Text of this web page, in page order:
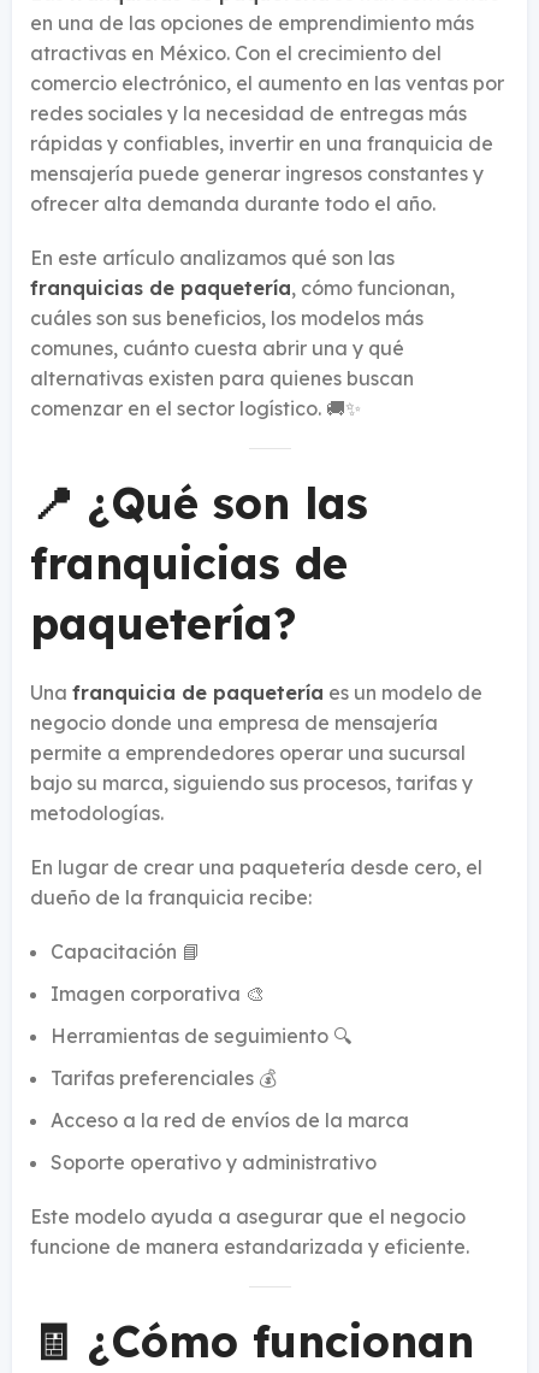
en una de las opciones de emprendimiento más
atractivas en México. Con el crecimiento del
comercio electrónico, el aumento en las ventas por
redes sociales y la necesidad de entregas más
rápidas y confiables, invertir en una franquicia de
mensajería puede generar ingresos constantes y
ofrecer alta demanda durante todo el año.
En este artículo analizamos qué son las
franquicias de paquetería, cómo funcionan,
cuáles son sus beneficios, los modelos más
comunes, cuánto cuesta abrir una y qué
alternativas existen para quienes buscan
comenzar en el sector logístico. 🚚✨
📍 ¿Qué son las
franquicias de
paquetería?
Una franquicia de paquetería es un modelo de
negocio donde una empresa de mensajería
permite a emprendedores operar una sucursal
bajo su marca, siguiendo sus procesos, tarifas y
metodologías.
En lugar de crear una paquetería desde cero, el
dueño de la franquicia recibe:
Capacitación 📘
Imagen corporativa 🎨
Herramientas de seguimiento 🔍
Tarifas preferenciales 💰
Acceso a la red de envíos de la marca
Soporte operativo y administrativo
Este modelo ayuda a asegurar que el negocio
funcione de manera estandarizada y eficiente.
🧾 ¿Cómo funcionan